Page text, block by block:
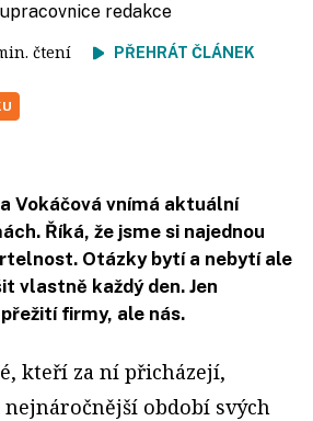
redakce
čtení PŘEHRÁT ČLÁNEK
Vokáčová vnímá aktuální
Říká, že jsme si najednou
Otázky bytí a nebytí ale
vlastně každý den. Jen
firmy, ale nás.
kteří za ní přicházejí,
nejnáročnější období svých